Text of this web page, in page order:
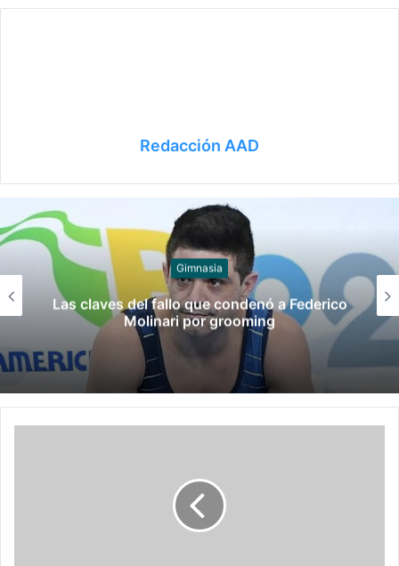
Redacción AAD
Juegos
Late el Sur: la canción de los Juegos
Suramericanos compuesta por mujeres